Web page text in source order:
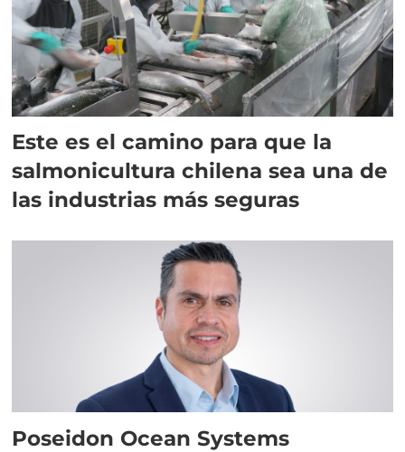
Este es el camino para que la
salmonicultura chilena sea una de
las industrias más seguras
Poseidon Ocean Systems